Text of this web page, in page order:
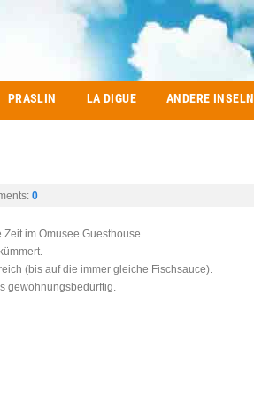
PRASLIN LA DIGUE ANDERE INSELN
0
im Omusee Guesthouse.
(bis auf die immer gleiche Fischsauce).
gewöhnungsbedürftig.